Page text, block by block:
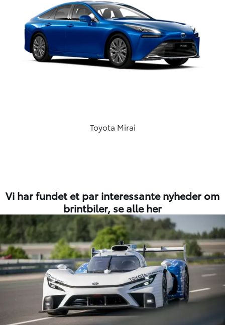
Toyota Mirai
Vi har fundet et par interessante nyheder om
brintbiler, se alle her